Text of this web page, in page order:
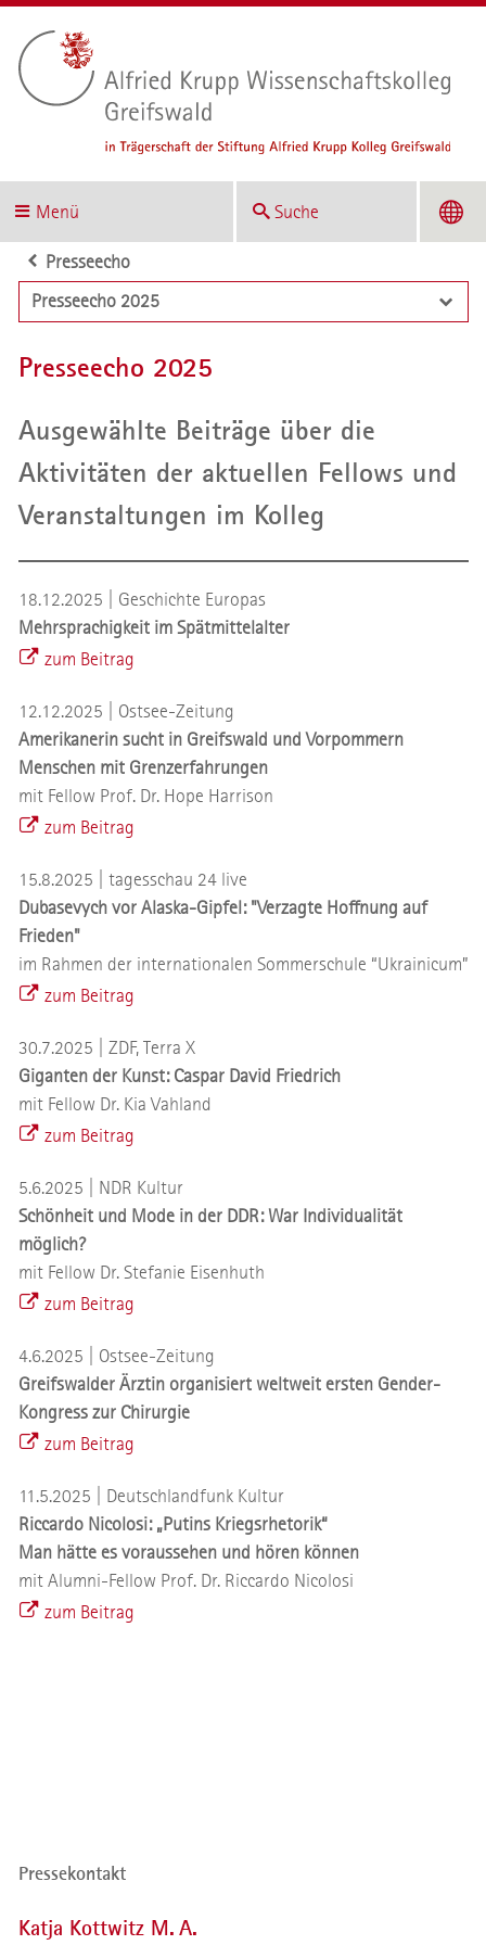
Menü Suche
Presseecho
Presseecho 2025
Presseecho 2025
Ausgewählte Beiträge über die
Aktivitäten der aktuellen Fellows und
Veranstaltungen im Kolleg
18.12.2025 | Geschichte Europas
Mehrsprachigkeit im Spätmittelalter
zum Beitrag
12.12.2025 | Ostsee-Zeitung
Amerikanerin sucht in Greifswald und Vorpommern
Menschen mit Grenzerfahrungen
mit Fellow Prof. Dr. Hope Harrison
zum Beitrag
15.8.2025 | tagesschau 24 live
Dubasevych vor Alaska-Gipfel: "Verzagte Hoffnung auf
Frieden"
im Rahmen der internationalen Sommerschule “Ukrainicum”
zum Beitrag
30.7.2025 | ZDF, Terra X
Giganten der Kunst: Caspar David Friedrich
mit Fellow Dr. Kia Vahland
zum Beitrag
5.6.2025 | NDR Kultur
Schönheit und Mode in der DDR: War Individualität
möglich?
mit Fellow Dr. Stefanie Eisenhuth
zum Beitrag
4.6.2025 | Ostsee-Zeitung
Greifswalder Ärztin organisiert weltweit ersten Gender-
Kongress zur Chirurgie
zum Beitrag
11.5.2025 | Deutschlandfunk Kultur
Riccardo Nicolosi: „Putins Kriegsrhetorik“
Man hätte es voraussehen und hören können
mit Alumni-Fellow Prof. Dr. Riccardo Nicolosi
zum Beitrag
Pressekontakt
Katja Kottwitz M. A.